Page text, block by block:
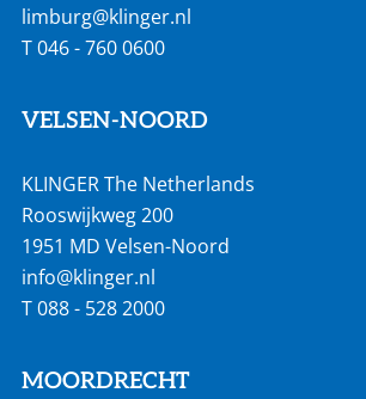
limburg@klinger.nl
T046 - 760 0600
VELSEN-NOORD
KLINGER The Netherlands
Rooswijkweg 200
1951 MD Velsen-Noord
info@klinger.nl
T088 - 528 2000
MOORDRECHT